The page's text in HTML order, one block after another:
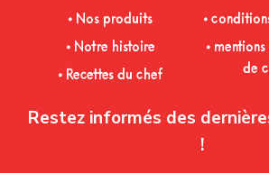
• Nos produits
• Notre histoire
• Recettes du chef
•
•
de
Restez informés des
!